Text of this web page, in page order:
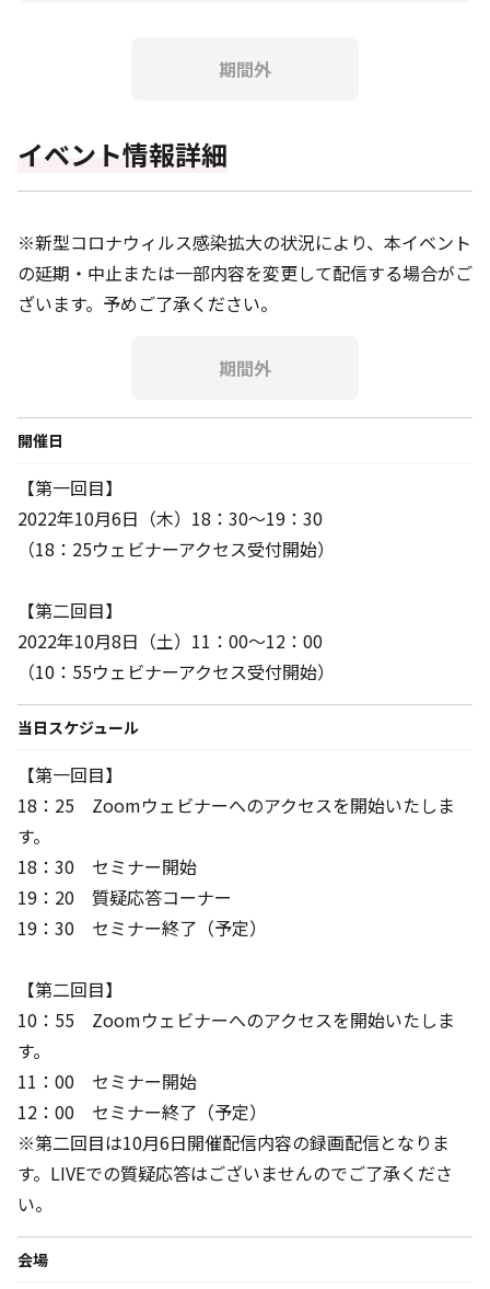
期間外
イベント情報詳細
※新型コロナウィルス感染拡大の状況により、本イベント
の延期・中止または一部内容を変更して配信する場合がご
ざいます。予めご了承ください。
期間外
開催日
【第一回目】
2022年10月6日（木）18：30～19：30
（18：25ウェビナーアクセス受付開始）
【第二回目】
2022年10月8日（土）11：00～12：00
（10：55ウェビナーアクセス受付開始）
当日スケジュール
【第一回目】
18：25 Zoomウェビナーへのアクセスを開始いたしま
す。
18：30 セミナー開始
19：20 質疑応答コーナー
19：30 セミナー終了（予定）
【第二回目】
10：55 Zoomウェビナーへのアクセスを開始いたしま
す。
11：00 セミナー開始
12：00 セミナー終了（予定）
※第二回目は10月6日開催配信内容の録画配信となりま
す。LIVEでの質疑応答はございませんのでご了承くださ
い。
会場